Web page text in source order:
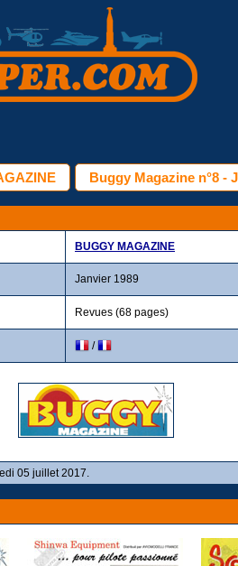
Buggy Magazine n°8 -
BUGGY MAGAZINE
Janvier 1989
Revues (68 pages)
/
05 juillet 2017.